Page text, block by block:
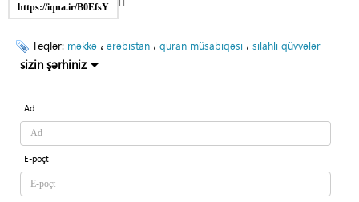
https://iqna.ir/B0EfsY
Teqlər: məkkə ، ərəbistan ، quran müsabiqəsi ، silahlı qüvvələr
sizin şərhiniz
Ad
E-poçt